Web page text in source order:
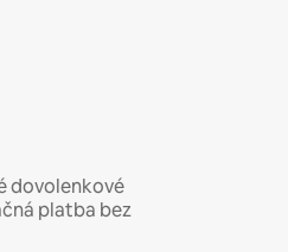
dovolenkové
platba bez